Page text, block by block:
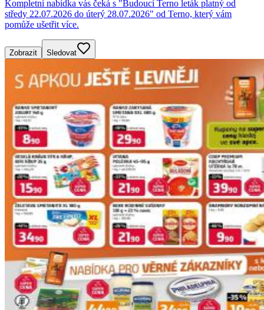
Kompletní nabídka vás čeká s "Budoucí Terno leták platný od
středy 22.07.2026 do úterý 28.07.2026" od Terno, který vám
pomůže ušetřit více.
Zobrazit Sledovat